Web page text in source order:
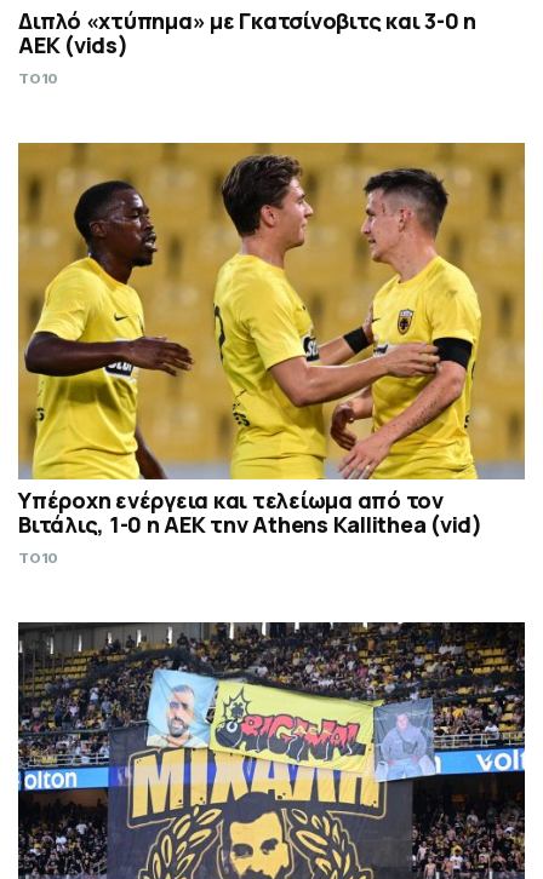
Διπλό «χτύπημα» με Γκατσίνοβιτς και 3-0 η
ΑΕΚ (vids)
TO10
Υπέροχη ενέργεια και τελείωμα από τον
Βιτάλις, 1-0 η ΑΕΚ την Athens Kallithea (vid)
TO10